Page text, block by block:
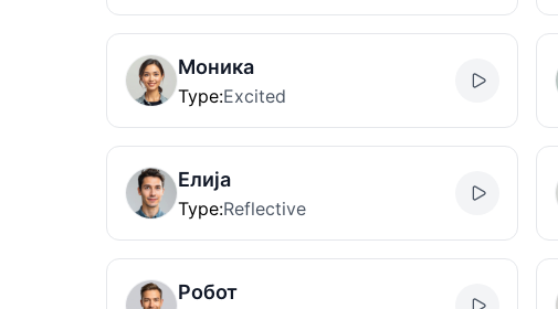
Моника
Type:Excited
Елија
Type:Reflective
Робот